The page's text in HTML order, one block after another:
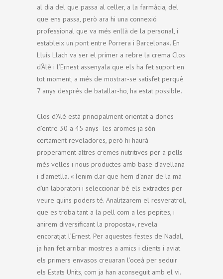
al dia del que passa al celler, a la farmàcia, del
que ens passa, però ara hi una connexió
professional que va més enllà de la personal, i
estableix un pont entre Porrera i Barcelona». En
Lluís Llach va ser el primer a rebre la crema Clos
d’Àlè i l’Ernest assenyala que els ha fet suport en
tot moment, a més de mostrar-se satisfet perquè
7 anys després de batallar-ho, ha estat possible.
Clos d’Alè està principalment orientat a dones
d’entre 30 a 45 anys -les aromes ja són
certament reveladores, però hi haurà
properament altres cremes nutritives per a pells
més velles i nous productes amb base d’avellana
i d’ametlla. «Tenim clar que hem d’anar de la mà
d’un laboratori i seleccionar bé els extractes per
veure quins poders té. Analitzarem el resveratrol,
que es troba tant a la pell com a les pepites, i
anirem diversificant la proposta», revela
encoratjat l’Ernest. Per aquestes festes de Nadal,
ja han fet arribar mostres a amics i clients i aviat
els primers envasos creuaran l’oceà per seduir
els Estats Units, com ja han aconseguit amb el vi.